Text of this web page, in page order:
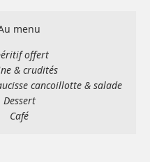
menu
offert
& crudités
cancoillotte & salade
Dessert
Café